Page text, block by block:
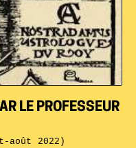
LE PROFESSEUR
2022)